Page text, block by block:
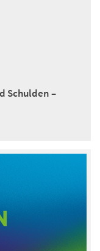
Schulden –